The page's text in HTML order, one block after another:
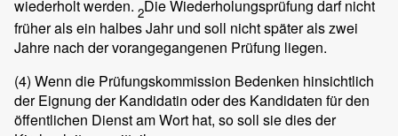
wiederholt werden. 2Die Wiederholungsprüfung darf nicht
früher als ein halbes Jahr und soll nicht später als zwei
Jahre nach der vorangegangenen Prüfung liegen.
(4) Wenn die Prüfungskommission Bedenken hinsichtlich
der Eignung der Kandidatin oder des Kandidaten für den
öffentlichen Dienst am Wort hat, so soll sie dies der